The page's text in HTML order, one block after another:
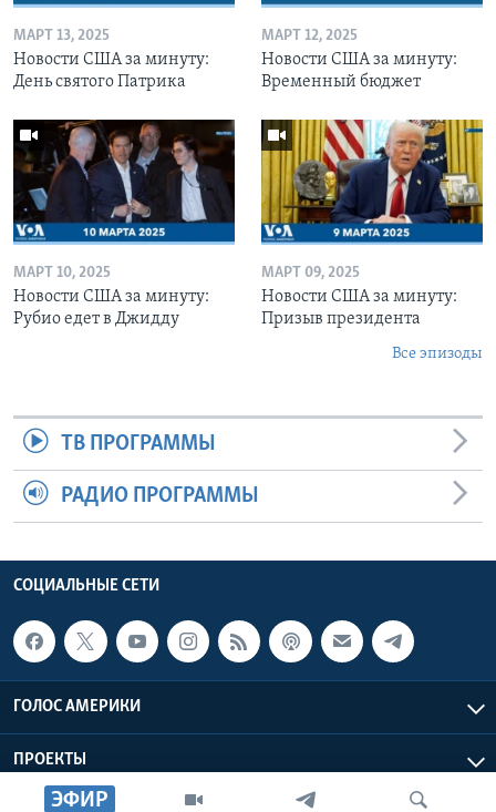
ЭФИР
МАРТ 13, 2025
Новости США за минуту:
День святого Патрика
МАРТ 12, 2025
Новости США за минуту:
Временный бюджет
МАРТ 10, 2025
Новости США за минуту:
Рубио едет в Джидду
МАРТ 09, 2025
Новости США за минуту:
Призыв президента
Все эпизоды
ТВ ПРОГРАММЫ
РАДИО ПРОГРАММЫ
СОЦИАЛЬНЫЕ СЕТИ
ГОЛОС АМЕРИКИ
ПРОЕКТЫ